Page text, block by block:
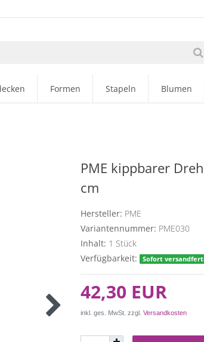
Formen Stapeln Blumen
PME kippbarer
cm
Hersteller: PME
Variantennummer: PME030
Inhalt: 1 Stück
Verfügbarkeit:
Sofort
42,30 EUR
inkl. ges. MwSt. zzgl.Versandkosten